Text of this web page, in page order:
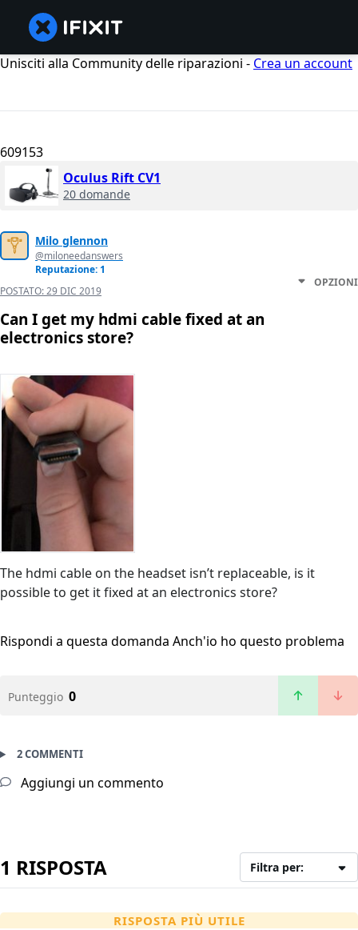
Unisciti alla Community delle riparazioni - Crea un account
609153
Oculus Rift CV1
20 domande
Milo glennon
@miloneedanswers
Reputazione: 1
POSTATO:29 DIC 2019
OPZIONI
Can I get my hdmi cable fixed at an
electronics store?
The hdmi cable on the headset isn’t replaceable, is it
possible to get it fixed at an electronics store?
Rispondi a questa domanda Anch'io ho questo problema
Punteggio 0
2 COMMENTI
Aggiungi un commento
1 RISPOSTA Filtra per:
RISPOSTA PIÙ UTILE